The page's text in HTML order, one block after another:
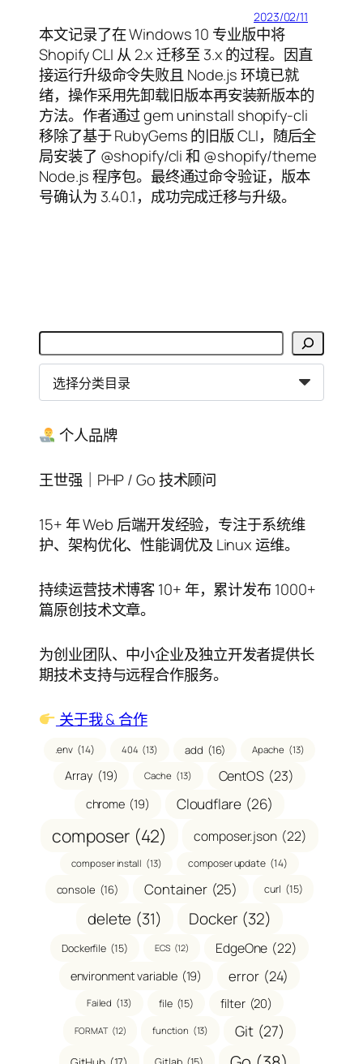
2023/02/11
本文记录了在 Windows 10 专业版中将
Shopify CLI 从 2.x 迁移至 3.x 的过程。因直
接运行升级命令失败且 Node.js 环境已就
绪，操作采用先卸载旧版本再安装新版本的
方法。作者通过 gem uninstall shopify-cli
移除了基于 RubyGems 的旧版 CLI，随后全
局安装了 @shopify/cli 和 @shopify/theme
Node.js 程序包。最终通过命令验证，版本
号确认为 3.40.1，成功完成迁移与升级。
搜
索
分
类
录 个人品牌
王世强｜PHP / Go 技术顾问
15+ 年 Web 后端开发经验，专注于系统维
护、架构优化、性能调优及 Linux 运维。
持续运营技术博客 10+ 年，累计发布 1000+
篇原创技术文章。
为创业团队、中小企业及独立开发者提供长
期技术支持与远程合作服务。
关于我 & 合作
.env (14) 404 (13) add (16) Apache (13)
Array (19) Cache (13) CentOS (23)
chrome (19) Cloudflare (26)
composer (42) composer.json (22)
composer install (13) composer update (14)
console (16) Container (25) curl (15)
delete (31) Docker (32)
Dockerfile (15) ECS (12) EdgeOne (22)
environment variable (19) error (24)
Failed (13) file (15) filter (20)
FORMAT (12) function (13) Git (27)